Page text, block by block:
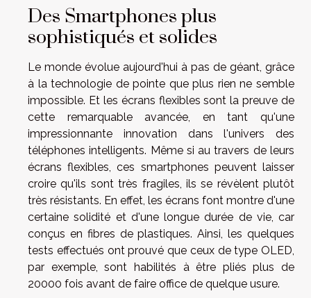
Des Smartphones plus
sophistiqués et solides
Le monde évolue aujourd'hui à pas de géant, grâce
à la technologie de pointe que plus rien ne semble
impossible. Et les écrans flexibles sont la preuve de
cette remarquable avancée, en tant qu'une
impressionnante innovation dans l'univers des
téléphones intelligents. Même si au travers de leurs
écrans flexibles, ces smartphones peuvent laisser
croire qu'ils sont très fragiles, ils se révèlent plutôt
très résistants. En effet, les écrans font montre d'une
certaine solidité et d'une longue durée de vie, car
conçus en fibres de plastiques. Ainsi, les quelques
tests effectués ont prouvé que ceux de type OLED,
par exemple, sont habilités à être pliés plus de
20000 fois avant de faire office de quelque usure.